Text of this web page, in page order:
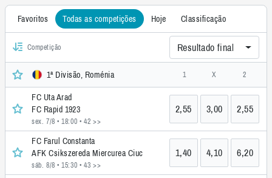
Favoritos Todas as competições Hoje Classificação
Competição Resultado final
1ª Divisão, Roménia 1 X 2
FC Uta Arad
FC Rapid 1923
sex. 7/8 • 18:00 • 42 >>
2,55 3,00 2,55
FC Farul Constanta
AFK Csikszereda Miercurea Ciuc
sáb. 8/8 • 15:30 • 43 >>
1,40 4,10 6,20